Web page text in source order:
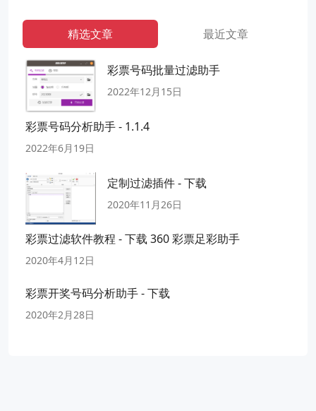
精选文章 最近文章
彩票号码批量过滤助手
2022年12月15日
彩票号码分析助手 - 1.1.4
2022年6月19日
定制过滤插件 - 下载
2020年11月26日
彩票过滤软件教程 - 下载 360 彩票足彩助手
2020年4月12日
彩票开奖号码分析助手 - 下载
2020年2月28日